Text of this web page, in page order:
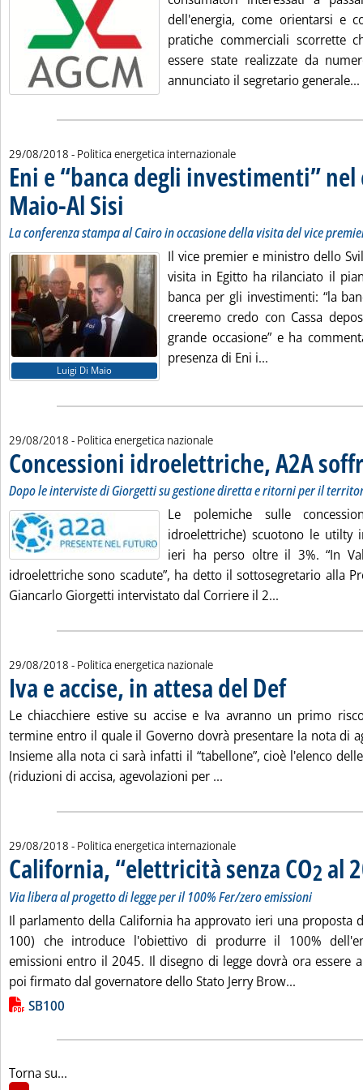
dell'energia, come orientarsi e
pratiche commerciali scorrette
essere state realizzate da
annunciato il segretario generale...
29/08/2018 - Politica energetica internazionale
Eni e “banca degli investimenti”
Maio-Al Sisi . Sottotitolo: La conferenza stampa al Cairo in occasione
. Pubblicata mercoledì 29 agosto 2018 alle 16.47.
La conferenza stampa al Cairo in occasione della visita del vice
Luigi Di Maio
Il vice premier e ministro dello
visita in Egitto ha rilanciato il
banca per gli investimenti: “la
creeremo credo con Cassa
grande occasione” e ha
presenza di Eni i...
29/08/2018 - Politica energetica nazionale
Concessioni idroelettriche, A2A
Dopo le interviste di Giorgetti su gestione diretta e ritorni per il
Le polemiche sulle
idroelettriche) scuotono le utilty
ieri ha perso oltre il 3%. “In
idroelettriche sono scadute”, ha detto il sottosegretario alla
Giancarlo Giorgetti intervistato dal Corriere il 2...
29/08/2018 - Politica energetica nazionale
Iva e accise, in attesa del Def. Pubblicata
Le chiacchiere estive su accise e Iva avranno un primo
termine entro il quale il Governo dovrà presentare la nota di
Insieme alla nota ci sarà infatti il “tabellone”, cioè l'elenco
(riduzioni di accisa, agevolazioni per ...
29/08/2018 - Politica energetica internazionale
California, “elettricità senza CO2 al
Via libera al progetto di legge per il 100% Fer/zero emissioni
Il parlamento della California ha approvato ieri una proposta
100) che introduce l'obiettivo di produrre il 100%
emissioni entro il 2045. Il disegno di legge dovrà ora essere
poi firmato dal governatore dello Stato Jerry Brow...
Lista allegati PDF alla notizia
SB100
Torna su...